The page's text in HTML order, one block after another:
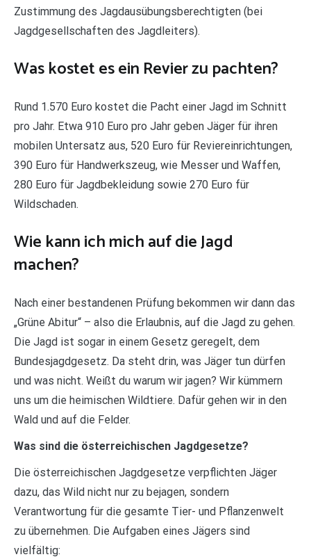
Zustimmung des Jagdausübungsberechtigten (bei
Jagdgesellschaften des Jagdleiters).
Was kostet es ein Revier zu pachten?
Rund 1.570 Euro kostet die Pacht einer Jagd im Schnitt
pro Jahr. Etwa 910 Euro pro Jahr geben Jäger für ihren
mobilen Untersatz aus, 520 Euro für Reviereinrichtungen,
390 Euro für Handwerkszeug, wie Messer und Waffen,
280 Euro für Jagdbekleidung sowie 270 Euro für
Wildschaden.
Wie kann ich mich auf die Jagd
machen?
Nach einer bestandenen Prüfung bekommen wir dann das
„Grüne Abitur“ – also die Erlaubnis, auf die Jagd zu gehen.
Die Jagd ist sogar in einem Gesetz geregelt, dem
Bundesjagdgesetz. Da steht drin, was Jäger tun dürfen
und was nicht. Weißt du warum wir jagen? Wir kümmern
uns um die heimischen Wildtiere. Dafür gehen wir in den
Wald und auf die Felder.
Was sind die österreichischen Jagdgesetze?
Die österreichischen Jagdgesetze verpflichten Jäger
dazu, das Wild nicht nur zu bejagen, sondern
Verantwortung für die gesamte Tier- und Pflanzenwelt
zu übernehmen. Die Aufgaben eines Jägers sind
vielfältig: